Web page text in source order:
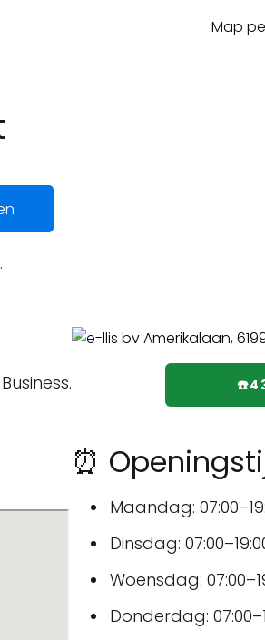
Map
⏰
Maandag:
Dinsdag:
Woensdag:
Donderdag: